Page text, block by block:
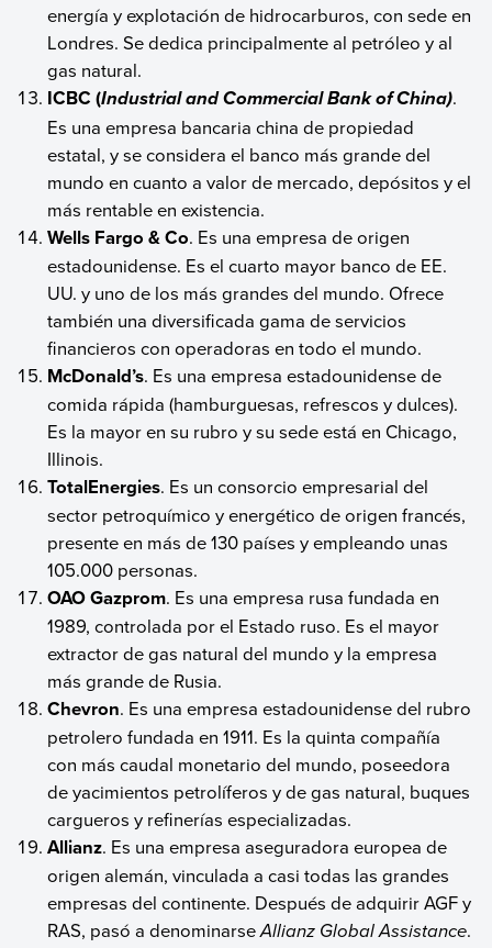
energía y explotación de hidrocarburos, con sede en
Londres. Se dedica principalmente al petróleo y al
gas natural.
ICBC (Industrial and Commercial Bank of China).
Es una empresa bancaria china de propiedad
estatal, y se considera el banco más grande del
mundo en cuanto a valor de mercado, depósitos y el
más rentable en existencia.
Wells Fargo & Co. Es una empresa de origen
estadounidense. Es el cuarto mayor banco de EE.
UU. y uno de los más grandes del mundo. Ofrece
también una diversificada gama de servicios
financieros con operadoras en todo el mundo.
McDonald’s. Es una empresa estadounidense de
comida rápida (hamburguesas, refrescos y dulces).
Es la mayor en su rubro y su sede está en Chicago,
Illinois.
TotalEnergies. Es un consorcio empresarial del
sector petroquímico y energético de origen francés,
presente en más de 130 países y empleando unas
105.000 personas.
OAO Gazprom. Es una empresa rusa fundada en
1989, controlada por el Estado ruso. Es el mayor
extractor de gas natural del mundo y la empresa
más grande de Rusia.
Chevron. Es una empresa estadounidense del rubro
petrolero fundada en 1911. Es la quinta compañía
con más caudal monetario del mundo, poseedora
de yacimientos petrolíferos y de gas natural, buques
cargueros y refinerías especializadas.
Allianz. Es una empresa aseguradora europea de
origen alemán, vinculada a casi todas las grandes
empresas del continente. Después de adquirir AGF y
RAS, pasó a denominarseAllianz Global Assistance.